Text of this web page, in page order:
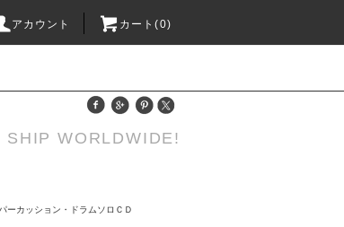
アカウント カート(0)
SHIP WORLDWIDE!
パーカッション・ドラムソロＣＤ